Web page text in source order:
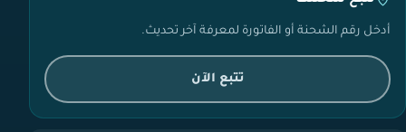
أدخل رقم الشحنة أو الفاتورة لمعرفة آخر تحديث.
تتبع الآن